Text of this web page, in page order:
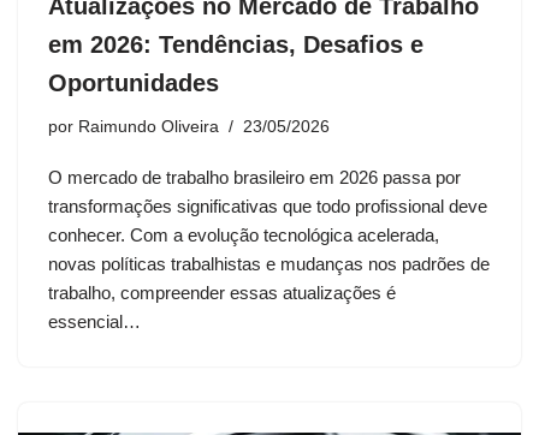
Atualizações no Mercado de Trabalho
em 2026: Tendências, Desafios e
Oportunidades
por Raimundo Oliveira 23/05/2026
O mercado de trabalho brasileiro em 2026 passa por
transformações significativas que todo profissional deve
conhecer. Com a evolução tecnológica acelerada,
novas políticas trabalhistas e mudanças nos padrões de
trabalho, compreender essas atualizações é
essencial…